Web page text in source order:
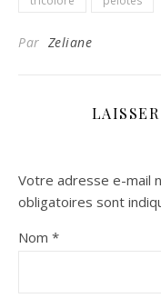
Par Zeliane
Votre adresse e-mail
obligatoires sont
Nom *